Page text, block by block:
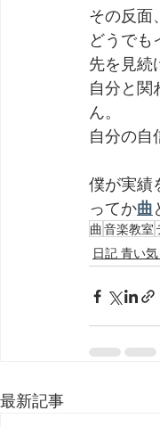
その反面
どうで
先を見続
自分と関
ん。
自分の自
僕が実績
ってか曲
曲 音楽教室
日記 青い
最新記事